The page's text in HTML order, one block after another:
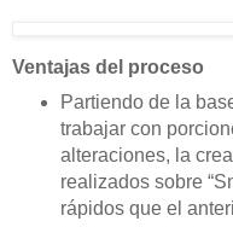
Ventajas del proceso
Partiendo de la
trabajar con
alteraciones, la
realizados sobre
rápidos que el